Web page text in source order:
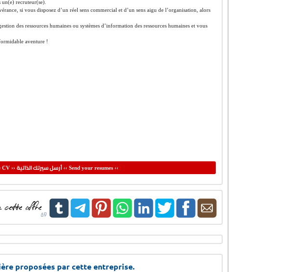
recruteur(se).
si vous disposez d’un réel sens commercial et d’un sens aigu de l’organisation, alors
des ressources humaines ou systèmes d’information des ressources humaines et vous
aventure !
›› أرسل سيرتك الذاتية‹‹ Send your resumes ‹‹
proposées par cette entreprise.